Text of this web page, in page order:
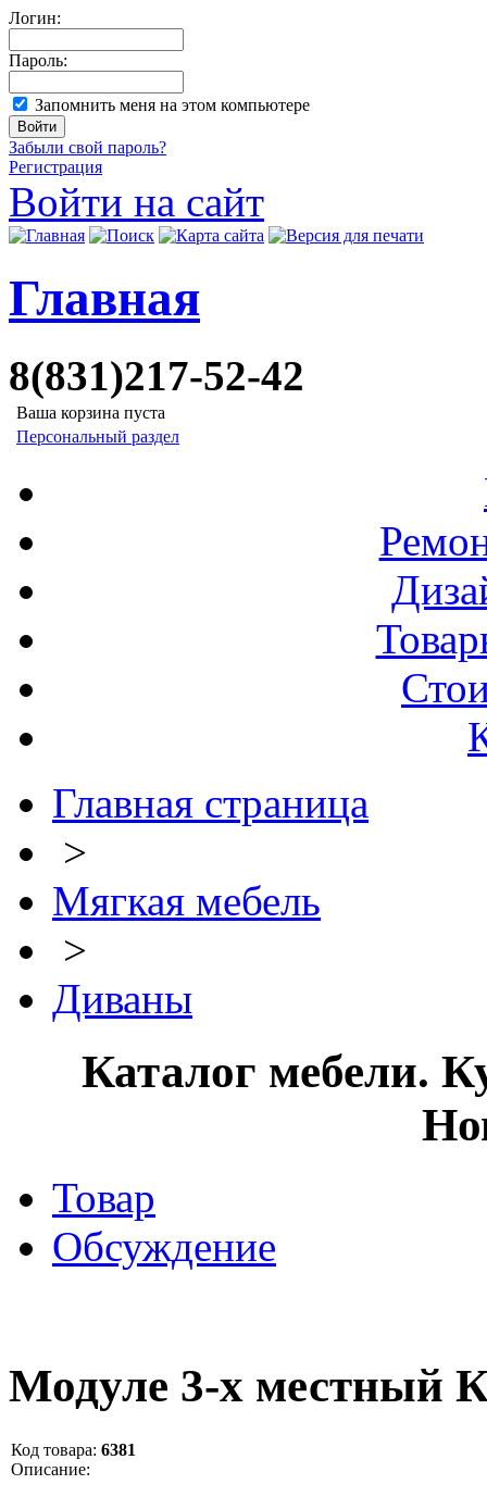
Логин:
Пароль:
Запомнить меня на этом компьютере
Забыли свой пароль?
Регистрация
Войти на сайт
Главная
8(831)217-52-42
Ваша корзина пуста
Персональный раздел
Главная страница
>
Мягкая мебель
>
Диваны
Каталог мебели.
Товар
Обсуждение
Модуле 3-х местный
Код товара: 6381
Описание: